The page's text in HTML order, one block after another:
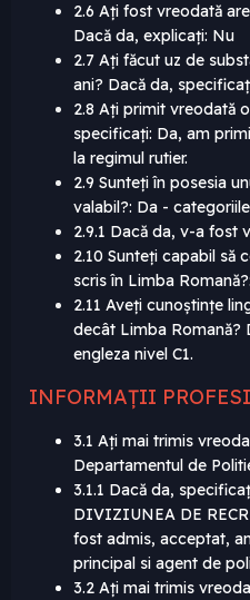
2.6 Ați fost vreodată
Dacă da, explicați: Nu
2.7 Ați făcut uz de
ani? Dacă da,
2.8 Ați primit vreodată
specificați: Da, am
la regimul rutier.
2.9 Sunteți în posesia
valabil?: Da -
2.9.1 Dacă da, v-a fost
2.10 Sunteți capabil să
scris în Limba
2.11 Aveți cunoștințe
decât Limba Romană?
engleza nivel C1.
INFORMAȚII
3.1 Ați mai trimis
Departamentul de
3.1.1 Dacă da,
DIVIZIUNEA DE
fost admis, acceptat,
principal si agent de
3.2 Ați mai trimis